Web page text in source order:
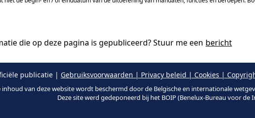
die op deze pagina is gepubliceerd? Stuur me een bericht
publicatie | Gebruiksvoorwaarden | Privacy beleid | Cookies |
inhoud van deze website wordt beschermd door de Belgische en internationale
Deze site werd gedeponeerd bij het BOIP (Benelux-Bureau voor de